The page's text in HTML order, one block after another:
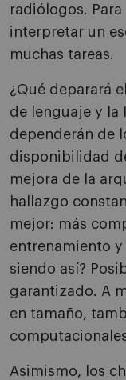
radiólogos.
interpretar un
muchas tareas.
¿Qué deparará
de lenguaje y la
dependerán de
disponibilidad
mejora de la
hallazgo
mejor: más
entrenamiento y
siendo así?
garantizado. A
en tamaño,
Asimismo, los